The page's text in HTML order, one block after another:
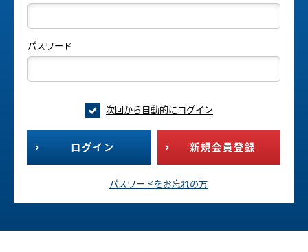
パスワード
次回から自動的にログイン
ログイン 新規会員登録
パスワードをお忘れの方